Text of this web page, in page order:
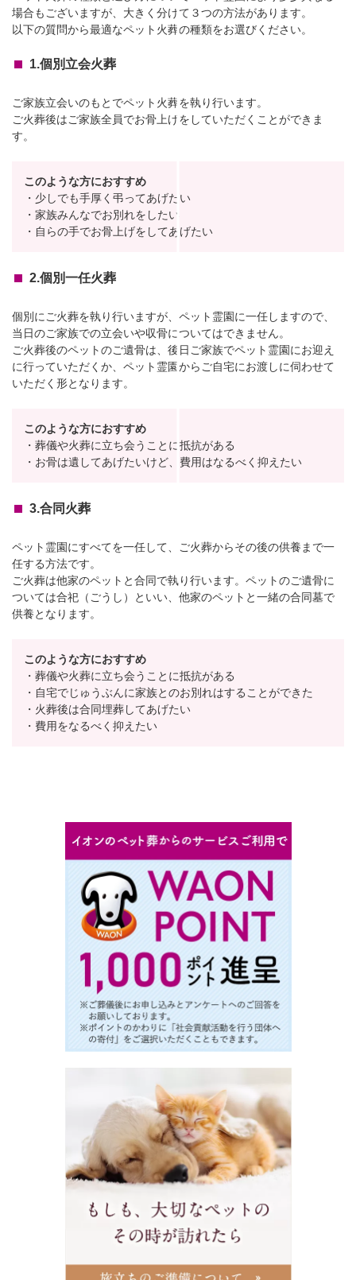
場合もございますが、大きく分けて３つの方法があります。
以下の質問から最適なペット火葬の種類をお選びください。
1.個別立会火葬
ご家族立会いのもとでペット火葬を執り行います。
ご火葬後はご家族全員でお骨上げをしていただくことができま
す。
このような方におすすめ
・少しでも手厚く弔ってあげたい
・家族みんなでお別れをしたい
・自らの手でお骨上げをしてあげたい
2.個別一任火葬
個別にご火葬を執り行いますが、ペット霊園に一任しますので、
当日のご家族での立会いや収骨についてはできません。
ご火葬後のペットのご遺骨は、後日ご家族でペット霊園にお迎え
に行っていただくか、ペット霊園からご自宅にお渡しに伺わせて
いただく形となります。
このような方におすすめ
・葬儀や火葬に立ち会うことに抵抗がある
・お骨は遺してあげたいけど、費用はなるべく抑えたい
3.合同火葬
ペット霊園にすべてを一任して、ご火葬からその後の供養まで一
任する方法です。
ご火葬は他家のペットと合同で執り行います。ペットのご遺骨に
ついては合祀（ごうし）といい、他家のペットと一緒の合同墓で
供養となります。
このような方におすすめ
・葬儀や火葬に立ち会うことに抵抗がある
・自宅でじゅうぶんに家族とのお別れはすることができた
・火葬後は合同埋葬してあげたい
・費用をなるべく抑えたい